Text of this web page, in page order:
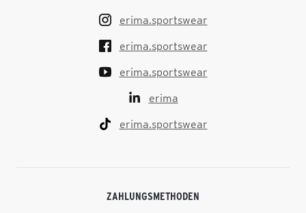
erima.sportswear
erima.sportswear
erima.sportswear
erima
erima.sportswear
ZAHLUNGSMETHODEN